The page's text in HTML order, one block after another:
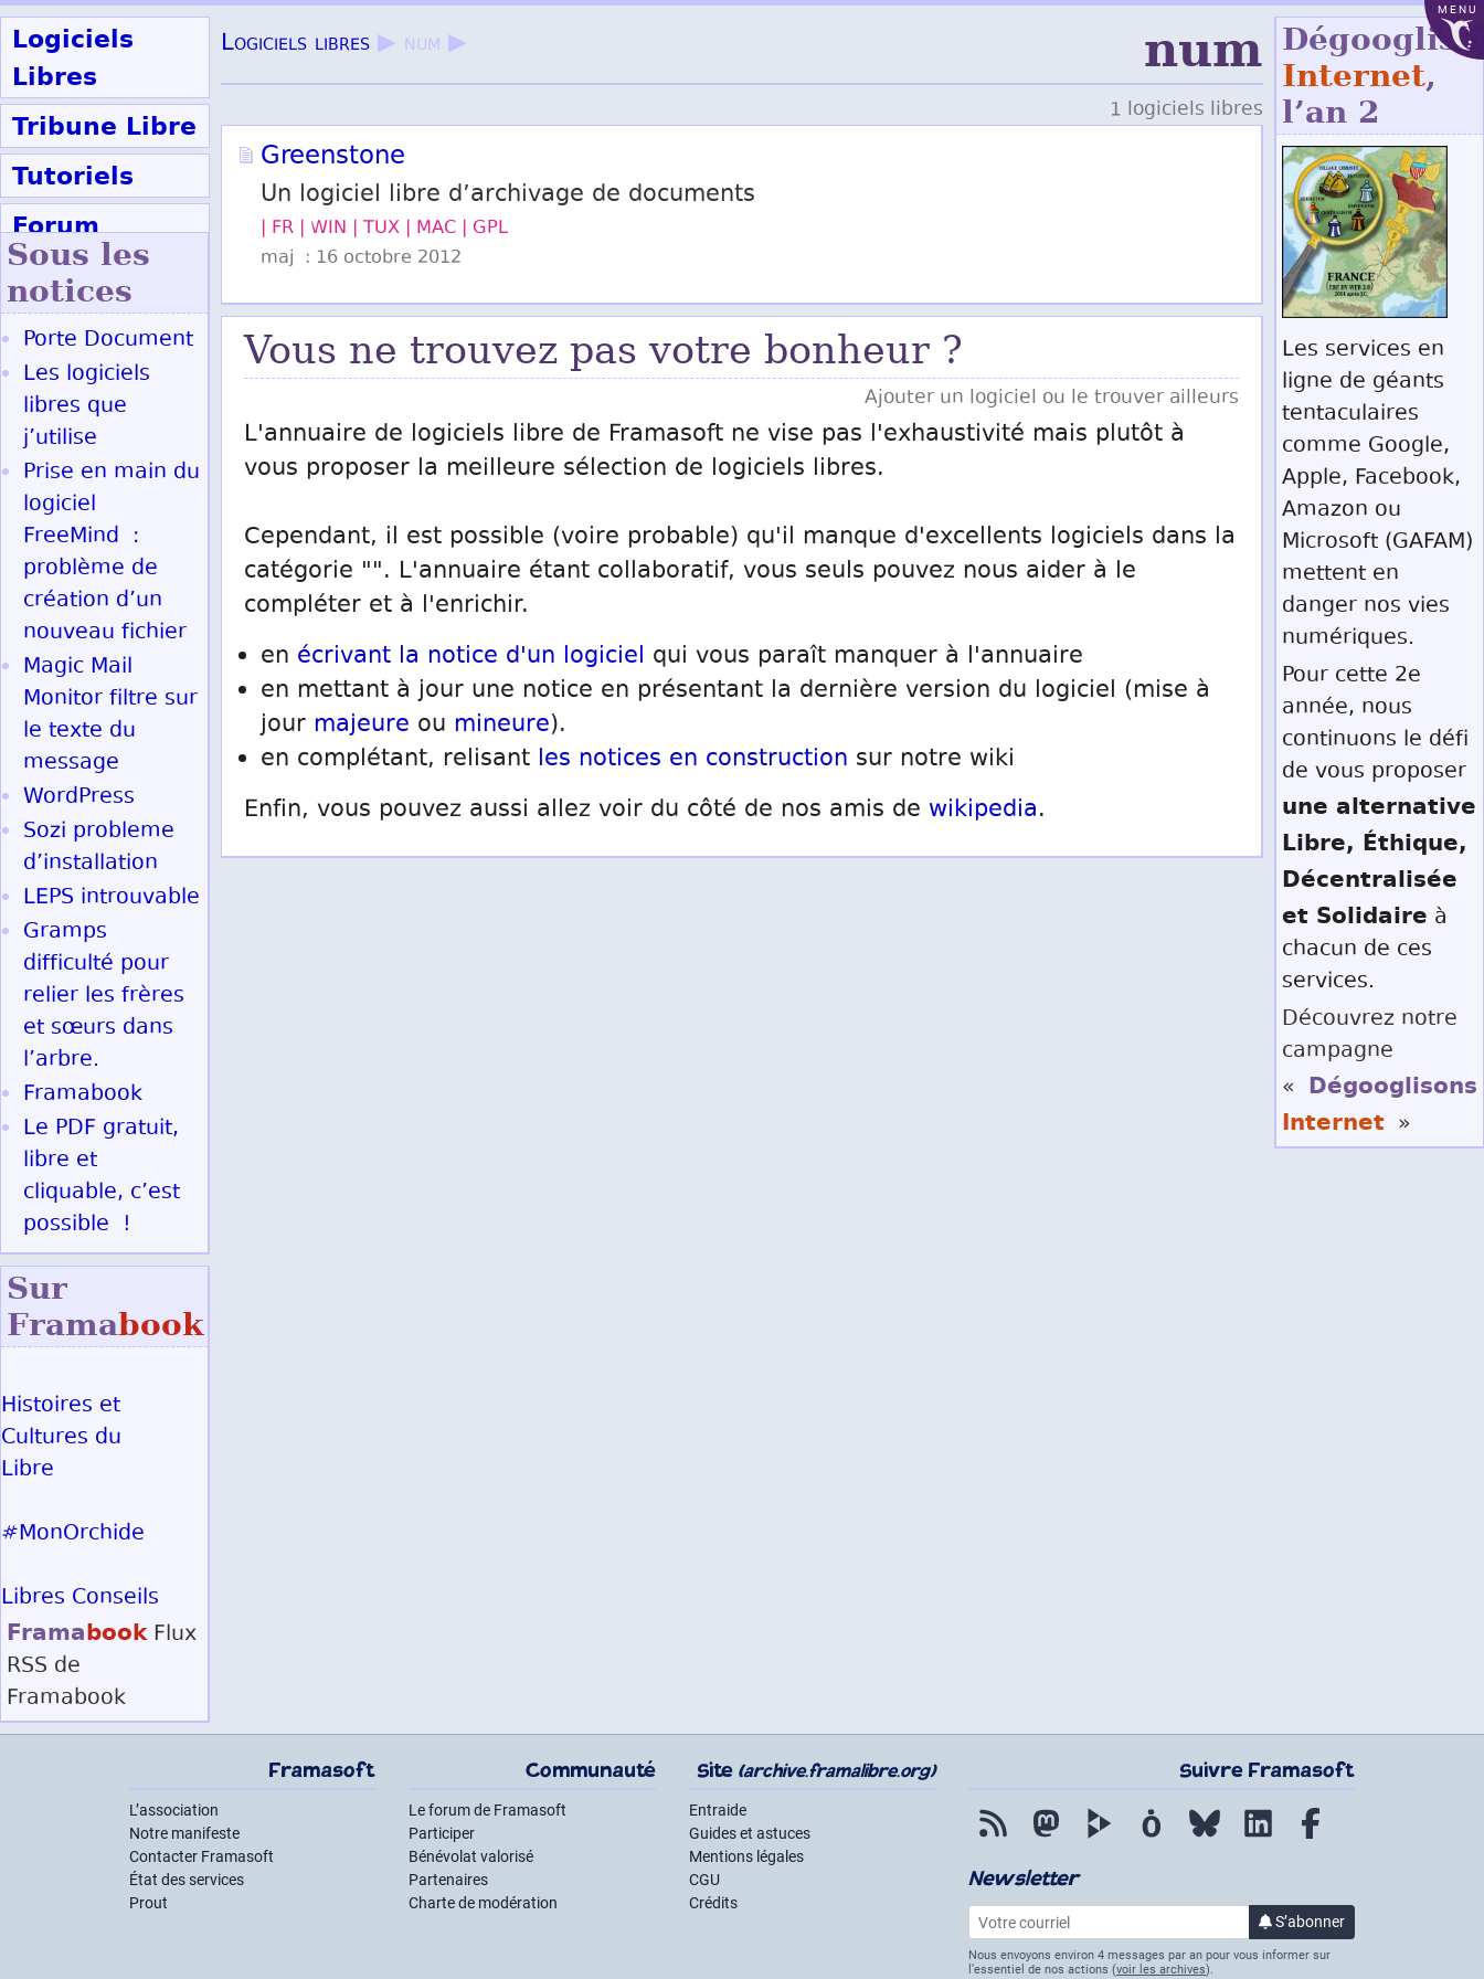
MENU
Logiciels
Libres
Tribune Libre
Tutoriels
Forum
Participer
Logiciels libres ▶ num ▶ num
1 logiciels libres
Greenstone
Un logiciel libre d’archivage de documents
| FR | WIN | TUX | MAC | GPL
maj : 16 octobre 2012
Vous ne trouvez pas votre bonheur ?
Ajouter un logiciel ou le trouver ailleurs
L'annuaire de logiciels libre de Framasoft ne vise pas l'exhaustivité mais plutôt à
vous proposer la meilleure sélection de logiciels libres.
Cependant, il est possible (voire probable) qu'il manque d'excellents logiciels dans la
catégorie "". L'annuaire étant collaboratif, vous seuls pouvez nous aider à le
compléter et à l'enrichir.
en écrivant la notice d'un logiciel qui vous paraît manquer à l'annuaire
en mettant à jour une notice en présentant la dernière version du logiciel (mise à
jour majeure ou mineure).
en complétant, relisant les notices en construction sur notre wiki
Enfin, vous pouvez aussi allez voir du côté de nos amis de wikipedia.
Internet,
l’an 2
Les services en
ligne de géants
tentaculaires
comme Google,
Apple, Facebook,
Amazon ou
Microsoft (GAFAM)
mettent en
danger nos vies
numériques.
Pour cette 2e
année, nous
continuons le défi
de vous proposer
une alternative
Libre, Éthique,
Décentralisée
et Solidaire à
chacun de ces
services.
Découvrez notre
campagne
« Dégooglisons
Internet »
Sous les
notices
Porte Document
Les logiciels
libres que
j’utilise
Prise en main du
logiciel
FreeMind :
problème de
création d’un
nouveau fichier
Magic Mail
Monitor filtre sur
le texte du
message
WordPress
Sozi probleme
d’installation
LEPS introuvable
Gramps
difficulté pour
relier les frères
et sœurs dans
l’arbre.
Framabook
Le PDF gratuit,
libre et
cliquable, c’est
possible !
Sur
Framabook
Histoires et
Cultures du
Libre
#MonOrchide
Libres Conseils
Framabook Flux
RSS de
Framabook
Framasoft
L’association
Notre manifeste
Contacter Framasoft
État des services
Prout
Communauté
Le forum de Framasoft
Participer
Bénévolat valorisé
Partenaires
Charte de modération
Site (archive.framalibre.org)
Entraide
Guides et astuces
Mentions légales
CGU
Crédits
Suivre Framasoft
Flux RSS MastodonPeerTube Mobilizon Bluesky LinkedIn
Newsletter
Votre courriel
S’abonner
à la lettre d’informations
Nous envoyons environ 4 messages par an pour vous informer sur
l’essentiel de nos actions (voir les archives).